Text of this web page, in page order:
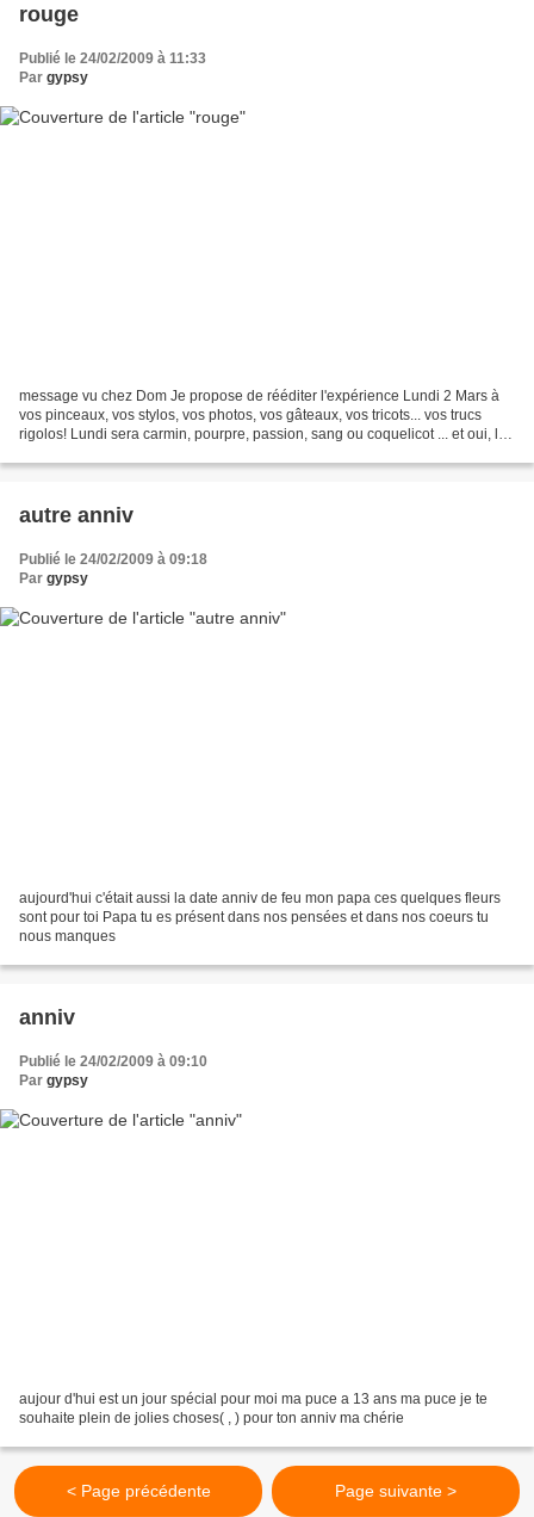
rouge
Publié le 24/02/2009 à 11:33
Par gypsy
message vu chez Dom Je propose de rééditer l'expérience Lundi 2 Mars à
vos pinceaux, vos stylos, vos photos, vos gâteaux, vos tricots... vos trucs
rigolos! Lundi sera carmin, pourpre, passion, sang ou coquelicot ... et oui, la
autre anniv
Publié le 24/02/2009 à 09:18
Par gypsy
aujourd'hui c'était aussi la date anniv de feu mon papa ces quelques fleurs
sont pour toi Papa tu es présent dans nos pensées et dans nos coeurs tu
nous manques
anniv
Publié le 24/02/2009 à 09:10
Par gypsy
aujour d'hui est un jour spécial pour moi ma puce a 13 ans ma puce je te
souhaite plein de jolies choses( , ) pour ton anniv ma chérie
< Page précédente Page suivante >